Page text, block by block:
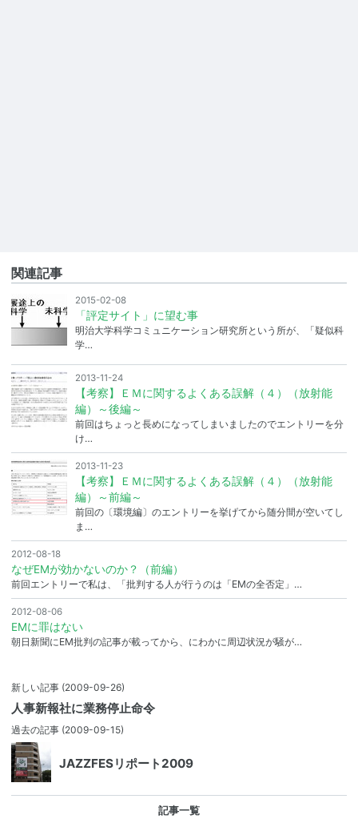
関連記事
2015-02-08
「評定サイト」に望む事
明治大学科学コミュニケーション研究所という所が、「疑似科
学…
2013-11-24
【考察】ＥＭに関するよくある誤解（４）（放射能
編）～後編～
前回はちょっと長めになってしまいましたのでエントリーを分
け…
2013-11-23
【考察】ＥＭに関するよくある誤解（４）（放射能
編）～前編～
前回の〔環境編〕のエントリーを挙げてから随分間が空いてし
ま…
2012-08-18
なぜEMが効かないのか？（前編）
前回エントリーで私は、「批判する人が行うのは「EMの全否定」…
2012-08-06
EMに罪はない
朝日新聞にEM批判の記事が載ってから、にわかに周辺状況が騒が…
新しい記事 (2009-09-26)
人事新報社に業務停止命令
過去の記事 (2009-09-15)
JAZZFESリポート2009
記事一覧